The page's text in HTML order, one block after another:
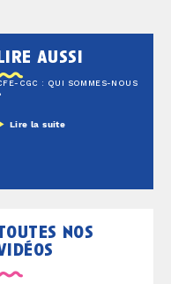
aussi
CGC : QUI SOMMES-NOUS
Lire la suite
nos